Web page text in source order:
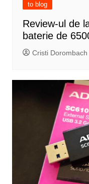
to blog
Review-ul de
baterie de
Cristi Dorombach